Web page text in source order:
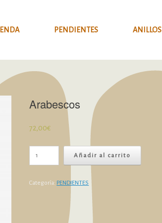
PENDIENTES ANILLOS
Arabescos
72,00€
Añadir al carrito
Categoría: PENDIENTES